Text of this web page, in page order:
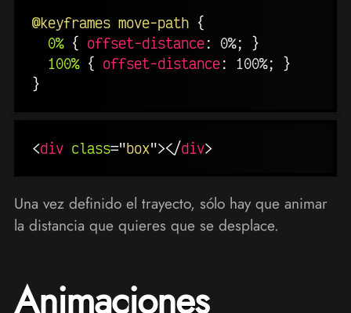
@keyframes move-path {
0% { offset-distance: 0%;
}
100% { offset-distance: 100%;
}
}
<div class="box"></div>
Una vez definido el trayecto, sólo hay que animar
la distancia que quieres que se desplace.
Animaciones